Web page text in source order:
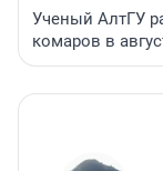
Ученый АлтГУ
комаров в